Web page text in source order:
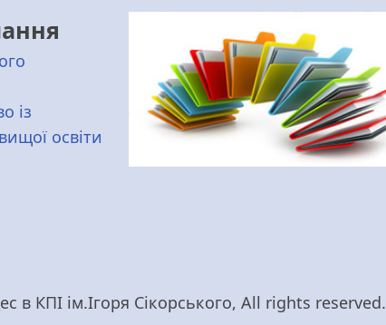
із
освіти
в КПІ ім.Ігоря Сікорського, All rights reserved.